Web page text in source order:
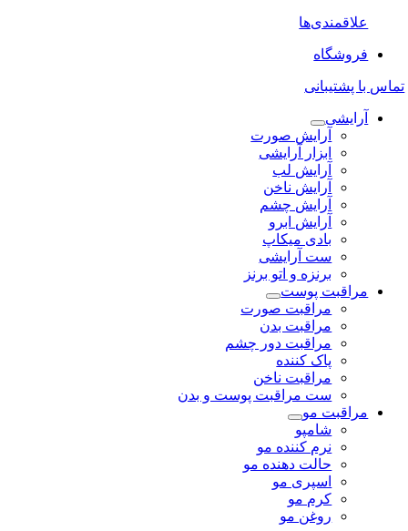
علاقمندی‌ها
فروشگاه
تماس با پشتیبانی
آرایشی
آرایش صورت
ابزار آرایشی
آرایش لب
آرایش ناخن
آرایش چشم
آرایش ابرو
بادی میکاپ
ست آرایشی
برنزه و اتو برنز
مراقبت پوست
مراقبت صورت
مراقبت بدن
مراقبت دور چشم
پاک کننده
مراقبت ناخن
ست مراقبت پوست و بدن
مراقبت مو
شامپو
نرم کننده مو
حالت دهنده مو
اسپری مو
کرم مو
روغن مو